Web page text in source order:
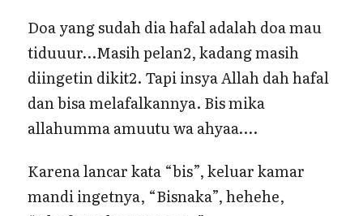
Doa yang sudah dia hafal adalah doa mau
tiduuur…Masih pelan2, kadang masih
diingetin dikit2. Tapi insya Allah dah hafal
dan bisa melafalkannya. Bis mika
allahumma amuutu wa ahyaa….
Karena lancar kata “bis”, keluar kamar
mandi ingetnya, “Bisnaka”, hehehe,